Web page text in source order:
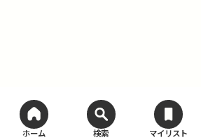
ホーム 検索 マイリスト